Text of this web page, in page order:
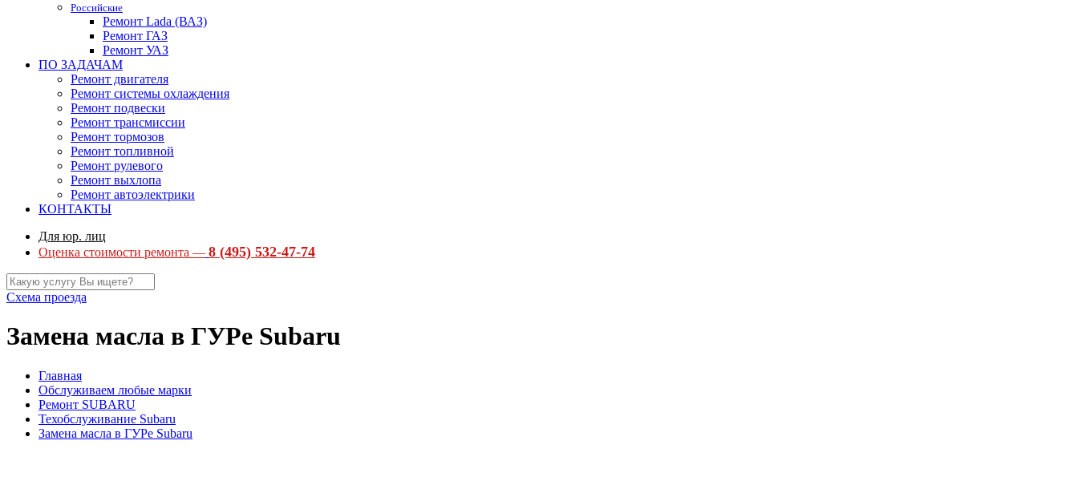
Российские
Ремонт Lada (ВАЗ)
Ремонт ГАЗ
Ремонт УАЗ
ПО ЗАДАЧАМ
Ремонт двигателя
Ремонт системы охлаждения
Ремонт подвески
Ремонт трансмиссии
Ремонт тормозов
Ремонт топливной
Ремонт рулевого
Ремонт выхлопа
Ремонт автоэлектрики
КОНТАКТЫ
Для юр. лиц
Оценка стоимости ремонта — 8 (495) 532-47-74
Схема проезда
Замена масла в ГУРе Subaru
Главная
Обслуживаем любые марки
Ремонт SUBARU
Техобслуживание Subaru
Замена масла в ГУРе Subaru